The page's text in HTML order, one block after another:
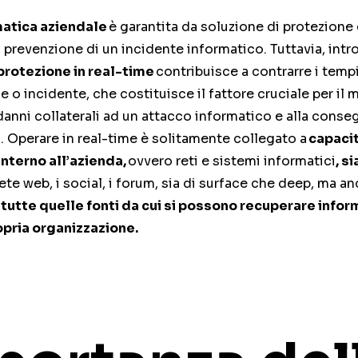
aziendaleè garantita da soluzione di protezione
di un incidente informatico. Tuttavia,
in real-timecontribuisce a contrarre i
o incidente, che costituisce il fattore cruciale per il
collaterali ad un attacco informatico e alla
Operare in real-time è solitamente collegato a
all’azienda,ovvero reti e sistemi informatici,
web, i social, i forum, sia di surface che deep, ma
tutte quelle fonti da cui si possono recuperare
organizzazione.